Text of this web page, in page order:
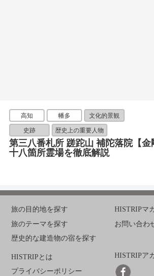
高知 幡多 文化的景観
史跡 歴史上の重要人物
第三八番札所 蹉跎山 補陀落院【金
十八箇所霊場を徹底解説
旅の目的地を探す
旅のテーマを探す
歴史的な建造物の宿を探す
HISTRIPマ
お問い合わ
HISTRIPとは
プライバシーポリシー
HISTRIPア